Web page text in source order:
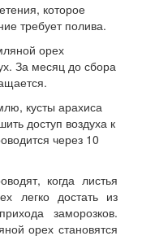
которое
требует полива.
орех
За месяц до сбора
кусты арахиса
доступ воздуха к
через 10
когда листья
легко достать из
заморозков.
орех становятся